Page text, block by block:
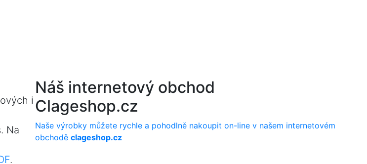
i
Na
.
Náš internetový obchod
Clageshop.cz
Naše výrobky můžete rychle a pohodlně nakoupit on-line v našem internetovém
obchodě clageshop.cz